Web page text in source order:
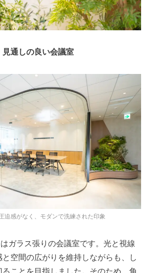
通しの良い会議室
迫感がなく、モダンで洗練された印象
ガラス張りの会議室です。光と視線
と空間の広がりを維持しながらも、し
ることを目指しました。そのため、角